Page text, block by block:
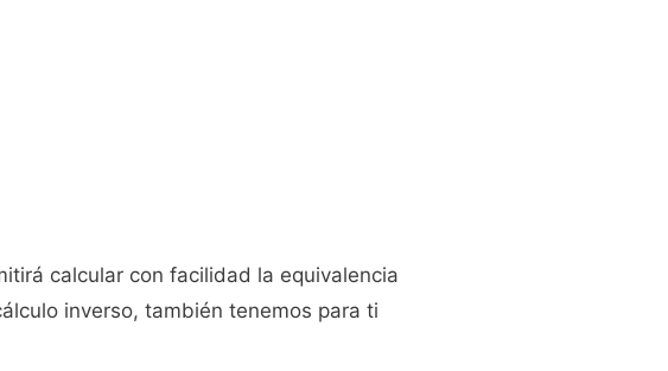
calcular con facilidad la equivalencia
inverso, también tenemos para ti